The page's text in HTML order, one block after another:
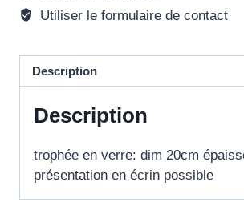
Utiliser le formulaire de contact
Description
Description
trophée en verre: dim 20cm
présentation en écrin possible